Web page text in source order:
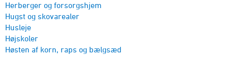
Herberger og forsorgshjem
Hugst og skovarealer
Husleje
Højskoler
Høsten af korn, raps og bælgsæd